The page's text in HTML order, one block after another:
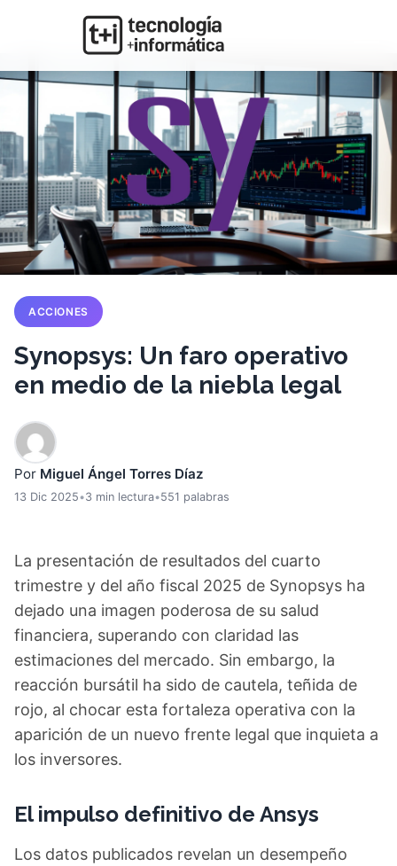
ACCIONES
Synopsys: Un faro operativo
en medio de la niebla legal
Por Miguel Ángel Torres Díaz
13 Dic 2025•3 min lectura•551 palabras
La presentación de resultados del cuarto
trimestre y del año fiscal 2025 de Synopsys ha
dejado una imagen poderosa de su salud
financiera, superando con claridad las
estimaciones del mercado. Sin embargo, la
reacción bursátil ha sido de cautela, teñida de
rojo, al chocar esta fortaleza operativa con la
aparición de un nuevo frente legal que inquieta a
los inversores.
El impulso definitivo de Ansys
Los datos publicados revelan un desempeño